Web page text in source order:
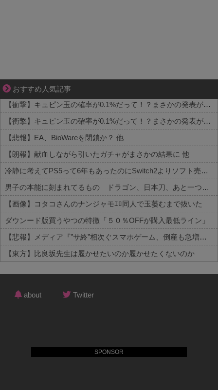
SPONSOR
おすすめ人気記事
好青年の片思いが壊れていくまで
【衝撃】キュピン玉の確率が0.1%だって！？まさかの発表がコチラ 他
【衝撃】キュピン玉の確率が0.1%だって！？まさかの発表がコチラ 他
【悲報】EA、BioWareを閉鎖か？ 他
【朗報】献血しながら引いたガチャがまさかの結果に 他
冷静に考えてPS5って6年もあったのにSwitch2よりソフト売れないのヤバいよな 他
男子の本能に刻まれてるもの ドラゴン、日本刀、あと一つは？
【画像】コタコさんのナンジャモｴﾛ同人で玉萎むまで抜いた
ダウンード版買うやつの特徴「５０％OFFが購入最低ライン」
【悲報】メディア『”サ終”相次ぐスマホゲーム、倒産も急増。過去最多ペースで推移』
【東方】比良坂先生は履かせたいのか履かせたくないのか
Powered by livedoor 相互RSS
about Twitter